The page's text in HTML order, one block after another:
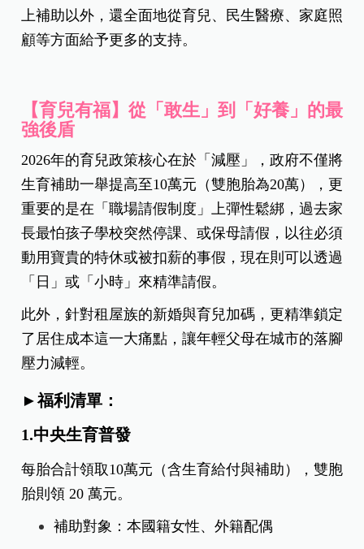
上補助以外，還全面地從育兒、民生醫療、家庭照
顧等方面給予更多的支持。
【育兒有福】從「敢生」到「好養」的最
強後盾
2026年的育兒政策核心在於「減壓」，政府不僅將
生育補助一舉提高至10萬元（雙胞胎為20萬），更
重要的是在「職場請假制度」上彈性鬆綁，過去家
長最怕孩子學校突然停課、或保母請假，以往必須
動用寶貴的特休或被扣薪的事假，現在則可以透過
「日」或「小時」來精準請假。
此外，針對租屋族的新婚與育兒加碼，更精準鎖定
了居住成本這一大痛點，讓年輕父母在城市的落腳
壓力減輕。
►福利清單：
1.中央生育普發
每胎合計領取10萬元（含生育給付與補助），雙胞
胎則領 20 萬元。
補助對象：本國籍女性、外籍配偶